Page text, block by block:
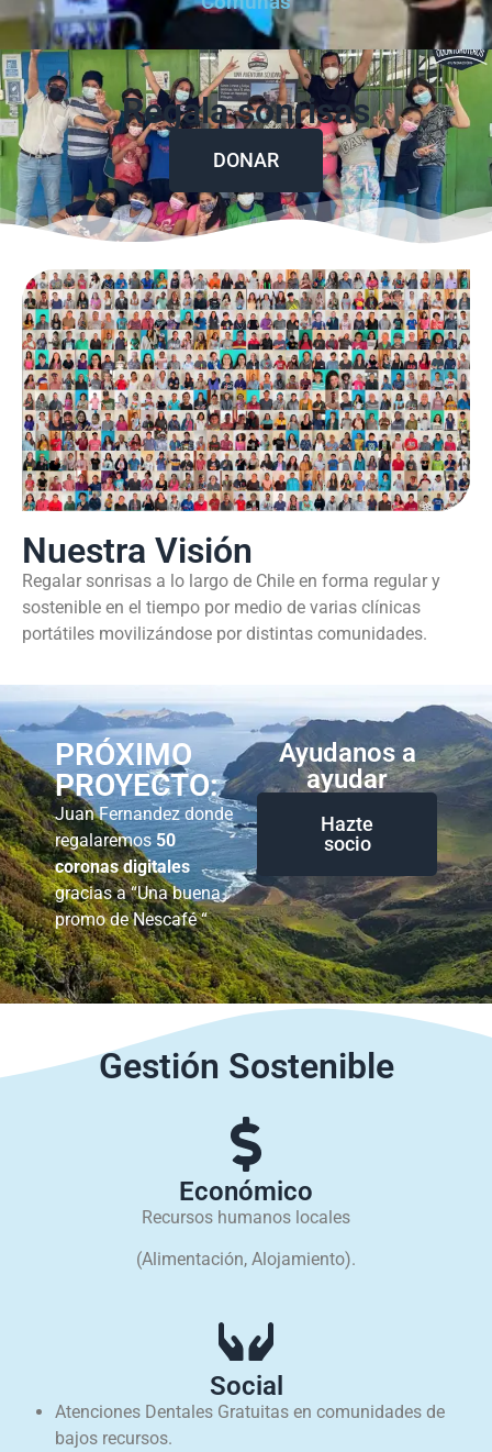
Regala sonrisas
DONAR
Nuestra Visión
Regalar sonrisas a lo largo de Chile en forma regular y
sostenible en el tiempo por medio de varias clínicas
portátiles movilizándose por distintas comunidades.
PRÓXIMO
PROYECTO:
Juan Fernandez donde
regalaremos 50
coronas digitales
gracias a “Una buena
promo de Nescafé “
Ayudanos a
ayudar
Hazte
socio
Gestión Sostenible
Económico
Recursos humanos locales
(Alimentación, Alojamiento).
Social
Atenciones Dentales Gratuitas en comunidades de
bajos recursos.